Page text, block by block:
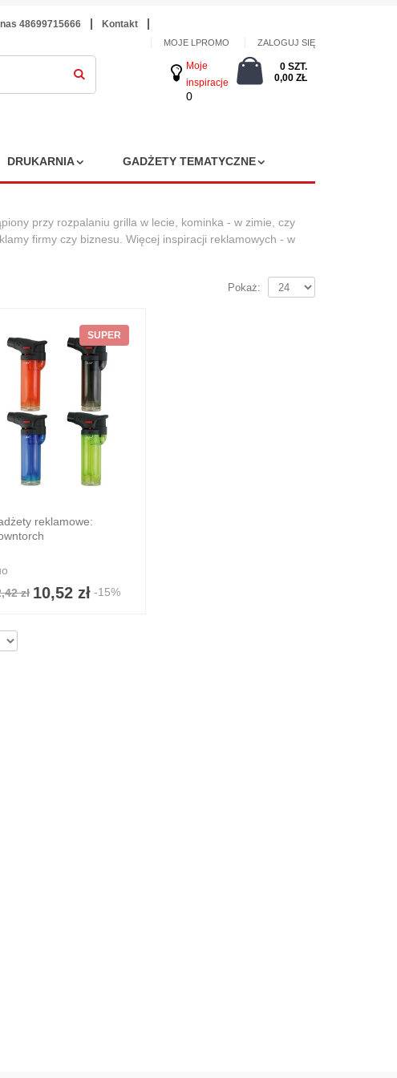
48699715666 Kontakt
MOJE LPROMO ZALOGUJ SIĘ
Moje
inspiracje
0
0 SZT.
0,00 ZŁ
DRUKARNIA GADŻETY TEMATYCZNE
przy rozpalaniu grilla w lecie, kominka - w zimie, czy
firmy czy biznesu. Więcej inspiracji reklamowych - w
Pokaż:
SUPER
reklamowe:
zł 10,52 zł-15%